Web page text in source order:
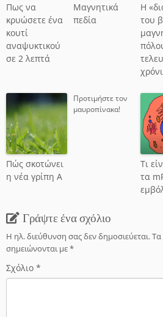
Πως να
κρυώσετε ένα
κουτί
αναψυκτικού
σε 2 λεπτά
Μαγνητικά
πεδία
Η
του
Πώς σκοτώνει
η νέα γρίπη Α
Προτιμήστε τον
μαυροπίνακα!
Τι
τα
Γράψτε ένα σχόλιο
Η ηλ. διεύθυνση σας δεν δημοσιεύεται.Τα
σημειώνονται με*
Σχόλιο *